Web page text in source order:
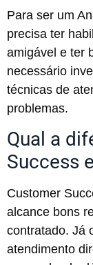
Para ser um
precisa ter
amigável e ter
necessário
técnicas de
problemas.
Qual a
Success
Customer
alcance bons
contratado. Já
atendimento